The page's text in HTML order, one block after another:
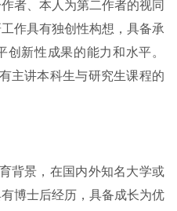
者、本人为第二作者的视同
作具有独创性构想，具备承
新性成果的能力和水平。
主讲本科生与研究生课程的
背景，在国内外知名大学或
博士后经历，具备成长为优